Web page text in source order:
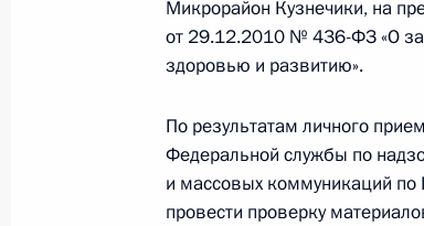
5 июня 2019 года, среда
Управления Федеральной
Макарова провела в
граждан в Москве личный
Микрорайон Кузнечики, на
от 29.12.2010 № 436-ФЗ «О
здоровью и развитию».
По результатам личного
Федеральной службы по
и массовых коммуникаций по
провести проверку